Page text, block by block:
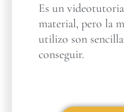
Es un
material, pero la
utilizo son
conseguir.